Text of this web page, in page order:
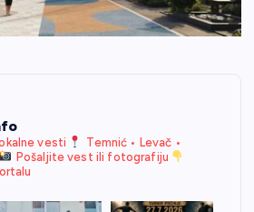
vesti
Temnić • Levač •
Pošaljite vest ili fotografiju